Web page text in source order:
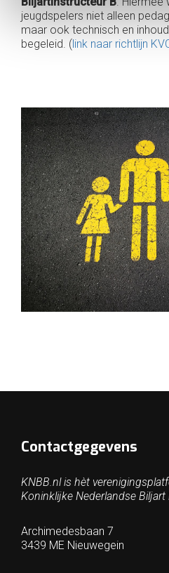
jeugdspelers niet alleen
maar ook technisch en
begeleid. (link naar richtlijn
Contactgegevens
KNBB.nl is hèt
Koninklijke Nederlandse Biljart
Archimedesbaan 7
3439 ME Nieuwegein